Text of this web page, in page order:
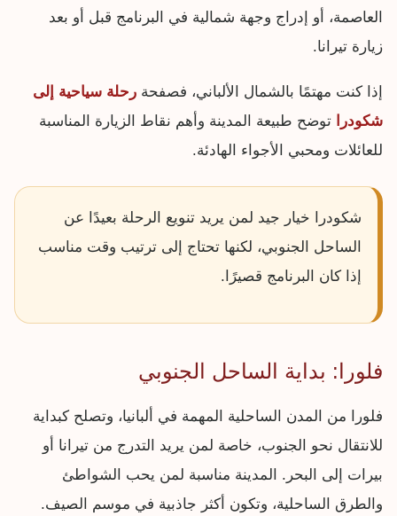
العاصمة، أو إدراج وجهة شمالية في البرنامج قبل أو بعد
زيارة تيرانا.
إذا كنت مهتمًا بالشمال الألباني، فصفحة رحلة سياحية إلى
شكودرا
توضح طبيعة المدينة وأهم نقاط الزيارة المناسبة
للعائلات ومحبي الأجواء الهادئة.
شكودرا خيار جيد لمن يريد تنويع الرحلة بعيدًا عن
الساحل الجنوبي، لكنها تحتاج إلى ترتيب وقت مناسب
إذا كان البرنامج قصيرًا.
فلورا: بداية الساحل الجنوبي
فلورا من المدن الساحلية المهمة في ألبانيا، وتصلح كبداية
للانتقال نحو الجنوب، خاصة لمن يريد التدرج من تيرانا أو
بيرات إلى البحر. المدينة مناسبة لمن يحب الشواطئ
والطرق الساحلية، وتكون أكثر جاذبية في موسم الصيف.